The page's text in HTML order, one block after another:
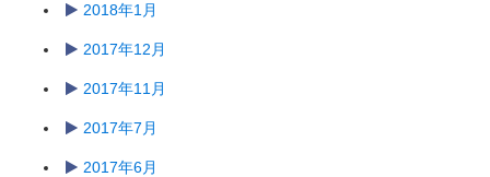
2018年1月
2017年12月
2017年11月
2017年7月
2017年6月